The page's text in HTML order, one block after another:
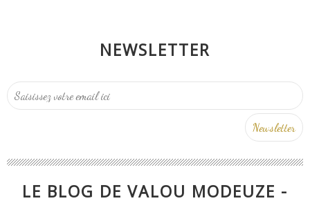
NEWSLETTER
LE BLOG DE VALOU MODEUZE -